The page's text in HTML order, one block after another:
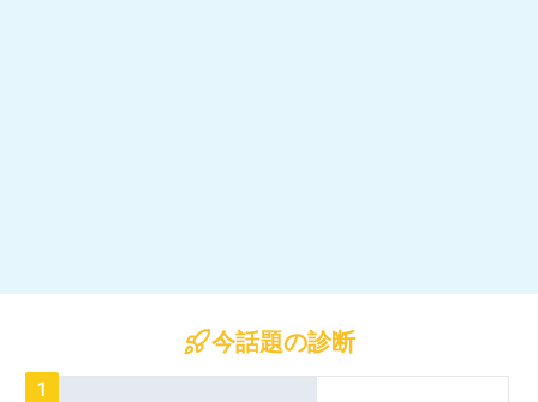
今話題の診断
1